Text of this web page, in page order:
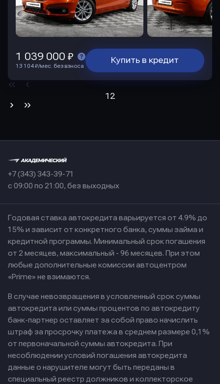
Купить в кредит
1 039 000 ₽
13 104 ₽/мес. без взноса
1 2
+7 (343) 343-39-71
с 09:00 по 21:00, без выходных
Годовая ставка автокредита варьируется от 4.9% до
15% и зависит от конкретного банка, суммы займа и
кредитной программы. Минимальный срок погашения
от 2 месяцев, максимальный - 96 месяцев. При этом
любые дополнительные комиссии автоцентром
«Prime» не взимаются.
В случае невозвращения в условленный срок суммы
автокредита или суммы процентов по автокредиту
банк-партнер оставляет за собой право начислить
штраф за просрочку платежа в среднем размере 0,1%
от первоначальной суммы автокредита. При
несоблюдении условий погашения автокредита
данные о нарушителе могут быть переданы в
специальный реестр должников и коллекторское